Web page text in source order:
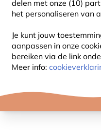
delen met onze (10)
het personaliseren van
Je kunt jouw
aanpassen in onze
bereiken via de link
Meer info: